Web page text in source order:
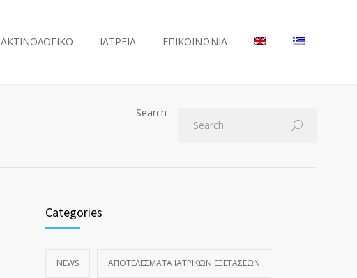
ΑΚΤΙΝΟΛΟΓΙΚΟ ΙΑΤΡΕΙΑ ΕΠΙΚΟΙΝΩΝΙΑ
Search
Categories
NEWS ΑΠΟΤΕΛΈΣΜΑΤΑ ΙΑΤΡΙΚΏΝ ΕΞΕΤΆΣΕΩΝ